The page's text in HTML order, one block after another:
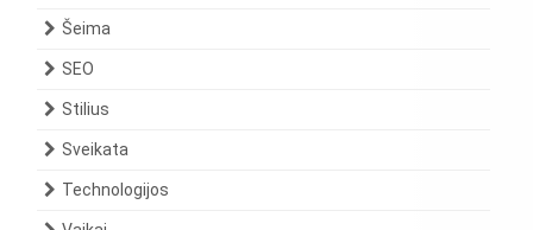
Šeima
SEO
Stilius
Sveikata
Technologijos